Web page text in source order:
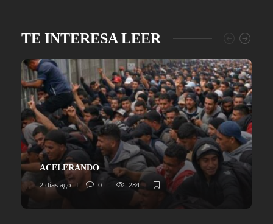
TE INTERESA LEER
ACELERANDO
2 días ago
0 284